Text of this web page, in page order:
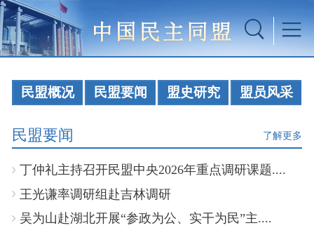
民盟概况 民盟要闻 盟史研究 盟员风采
民盟要闻 了解更多
丁仲礼主持召开民盟中央2026年重点调研课题....
王光谦率调研组赴吉林调研
吴为山赴湖北开展“参政为公、实干为民”主....